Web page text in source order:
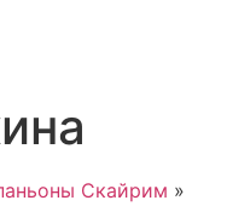
Скайрим »